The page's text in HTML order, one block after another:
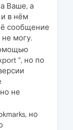
Ваше, а
в нём
сообщение
не могу.
", но по
не
но